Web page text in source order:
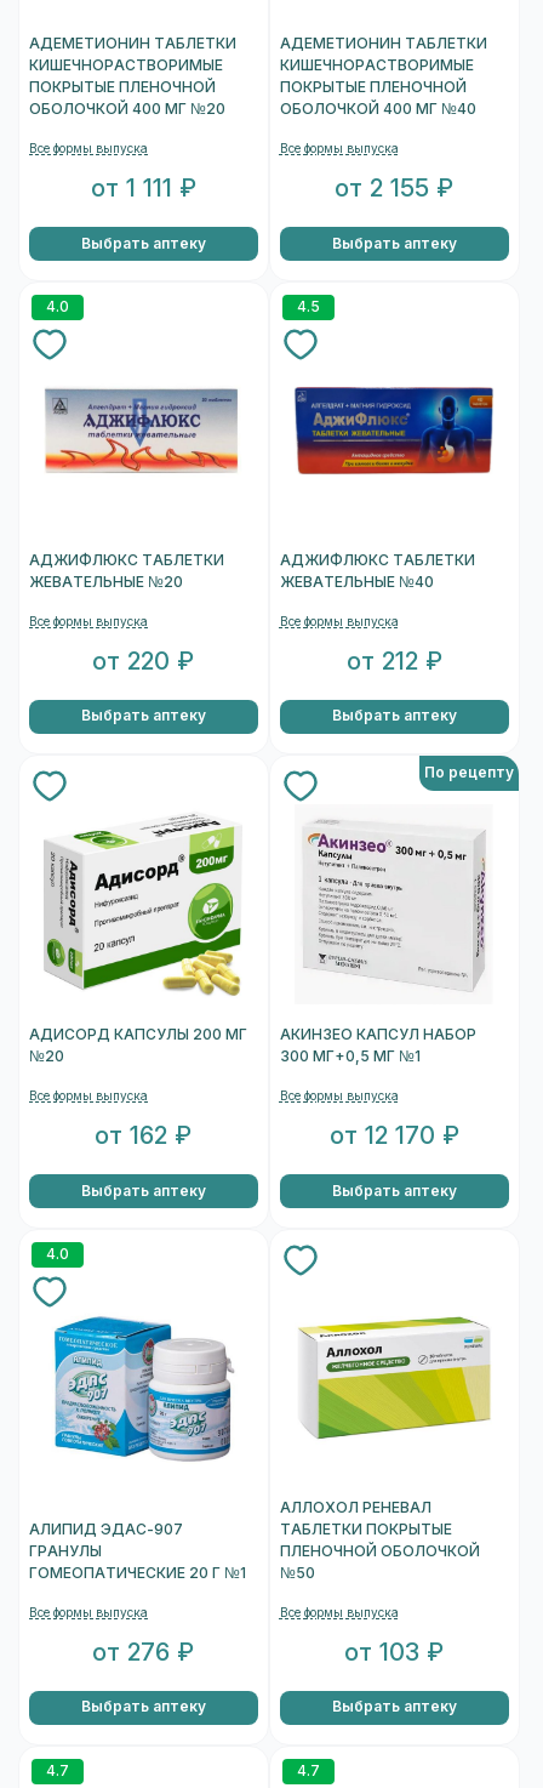
АДЕМЕТИОНИН ТАБЛЕТКИ
КИШЕЧНОРАСТВОРИМЫЕ
ПОКРЫТЫЕ ПЛЕНОЧНОЙ
ОБОЛОЧКОЙ 400 МГ №20
Все формы выпуска
от 1 111 ₽
Выбрать аптеку
АДЕМЕТИОНИН ТАБЛЕТКИ
КИШЕЧНОРАСТВОРИМЫЕ
ПОКРЫТЫЕ ПЛЕНОЧНОЙ
ОБОЛОЧКОЙ 400 МГ №40
Все формы выпуска
от 2 155 ₽
Выбрать аптеку
4.0
АДЖИФЛЮКС ТАБЛЕТКИ
ЖЕВАТЕЛЬНЫЕ №20
Все формы выпуска
от 220 ₽
Выбрать аптеку
4.5
АДЖИФЛЮКС ТАБЛЕТКИ
ЖЕВАТЕЛЬНЫЕ №40
Все формы выпуска
от 212 ₽
Выбрать аптеку
АДИСОРД КАПСУЛЫ 200 МГ
№20
Все формы выпуска
от 162 ₽
Выбрать аптеку
По рецепту
АКИНЗЕО КАПСУЛ НАБОР
300 МГ+0,5 МГ №1
Все формы выпуска
от 12 170 ₽
Выбрать аптеку
4.0
АЛИПИД ЭДАС-907
ГРАНУЛЫ
ГОМЕОПАТИЧЕСКИЕ 20 Г №1
Все формы выпуска
от 276 ₽
Выбрать аптеку
АЛЛОХОЛ РЕНЕВАЛ
ТАБЛЕТКИ ПОКРЫТЫЕ
ПЛЕНОЧНОЙ ОБОЛОЧКОЙ
№50
Все формы выпуска
от 103 ₽
Выбрать аптеку
4.7 4.7